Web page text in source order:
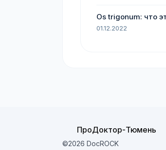
Os trigonum: что
01.12.2022
ПроДоктор-Тюмень
©2026 DocROCK